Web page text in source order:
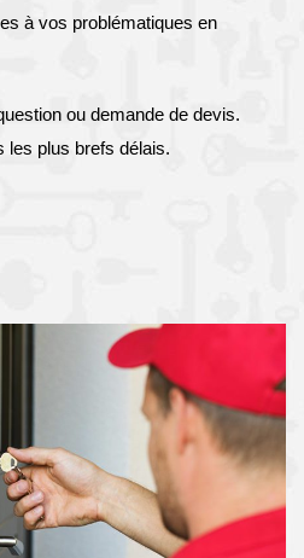
à vos problématiques en
ou demande de devis.
les plus brefs délais.